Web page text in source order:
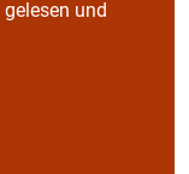
gelesen und